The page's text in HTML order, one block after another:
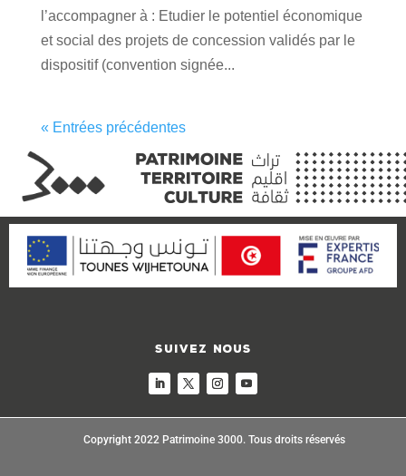
l’accompagner à : Etudier le potentiel économique
et social des projets de concession validés par le
dispositif (convention signée...
« Entrées précédentes
Suivez nous
Copyright 2022 Patrimoine 3000. Tous droits réservés